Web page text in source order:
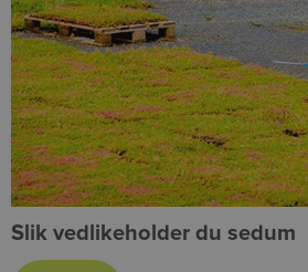
Slik vedlikeholder du sedum